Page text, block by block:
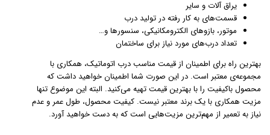
یراق آلات و سایر
قسمت‌های به کار رفته در تولید درب
موتور،‌ بازوهای الکترومکانیکی، سنسورها و…
تعداد درب‌های مورد نیاز برای ساختمان
بهترین راه برای اطمینان از قیمت مناسب درب اتوماتیک، همکاری با
مجموعه‌ی معتبر است. در این صورت شما اطمینان خواهید داشت که
محصول باکیفیت را با بهترین قیمت تهیه می‌کنید. البته این موضوع تنها
مزیت همکاری با یک برند معتبر نیست. کیفیت محصول، طول عمر و عدم
نیاز به تعمیر از مهم‌ترین مزیت‌هایی است که به دست خواهید آورد.